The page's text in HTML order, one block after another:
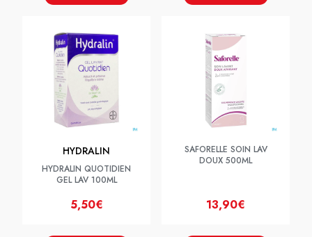
HYDRALIN
HYDRALIN QUOTIDIEN
GEL LAV 100ML
5,50€
SAFORELLE SOIN LAV
DOUX 500ML
13,90€